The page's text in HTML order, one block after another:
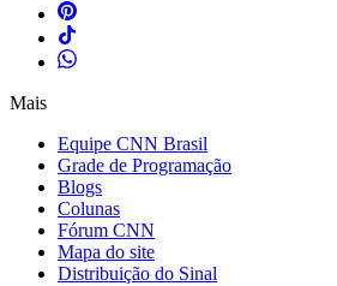
Mais
Equipe CNN Brasil
Grade de Programação
Blogs
Colunas
Fórum CNN
Mapa do site
Distribuição do Sinal